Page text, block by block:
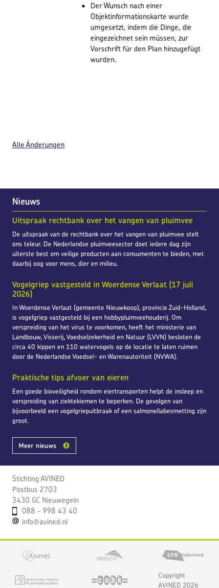
Nieuws
Uitspraak rechtbank over het vangen van pluimvee
De uitspraak van de rechtbank over het vangen van pluimvee stelt
ons teleur. De Nederlandse pluimveesector doet iedere dag zijn
uiterste best om veilige producten aan consumenten te bieden, met
daarbij oog voor mens, dier en milieu.
Vogelgriep vastgesteld in Woerdense Verlaat (17 juli
2026)
In Woerdense Verlaat (gemeente Nieuwkoop), provincie Zuid-Holland,
is vogelgriep vastgesteld bij een hobbypluimveehouderij. Om
verspreiding van het virus te voorkomen, heeft het ministerie van
Landbouw, Visserij, Voedselzekerheid en Natuur (LVVN) besloten de
circa 40 kippen en 110 watervogels op de locatie te laten ruimen
door de Nederlandse Voedsel- en Warenautoriteit (NVWA).
Praktische tips afvoer van eieren
Een goede bioveiligheid rondom eiertransporten helpt de insleep en
verspreiding van ziektekiemen te beperken. De gevolgen van
bijvoorbeeld een vogelgriepuitbraak of een salmonellabesmetting zijn
groot.
Meer nieuws
Stichting AVINED
Postbus 2703
3430 GC Nieuwegein
088 - 998 43 40
info@avined.nl
Der Wunsch nach einer
Objektinformationskarte wurde
umgesetzt, indem die Dinge, die
eingezeichnet sein müssen, zur
Vorschrift für den Plan hinzugefügt
wurden.
Alle Änderungen
Copyright
AVINED 2026